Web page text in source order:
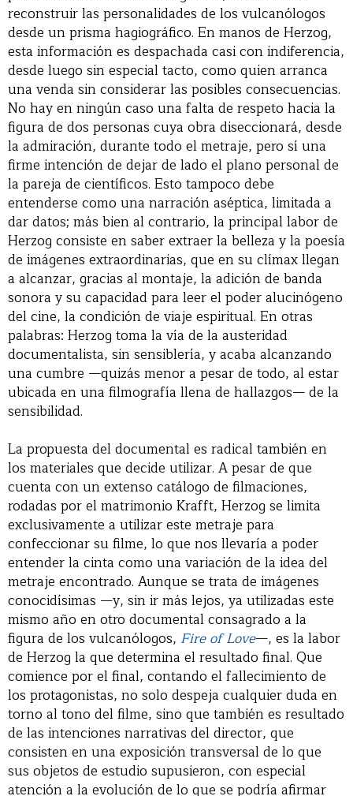
reconstruir las personalidades de los vulcanólogos
desde un prisma hagiográfico. En manos de Herzog,
esta información es despachada casi con indiferencia,
desde luego sin especial tacto, como quien arranca
una venda sin considerar las posibles consecuencias.
No hay en ningún caso una falta de respeto hacia la
figura de dos personas cuya obra diseccionará, desde
la admiración, durante todo el metraje, pero sí una
firme intención de dejar de lado el plano personal de
la pareja de científicos. Esto tampoco debe
entenderse como una narración aséptica, limitada a
dar datos; más bien al contrario, la principal labor de
Herzog consiste en saber extraer la belleza y la poesía
de imágenes extraordinarias, que en su clímax llegan
a alcanzar, gracias al montaje, la adición de banda
sonora y su capacidad para leer el poder alucinógeno
del cine, la condición de viaje espiritual. En otras
palabras: Herzog toma la vía de la austeridad
documentalista, sin sensiblería, y acaba alcanzando
una cumbre —quizás menor a pesar de todo, al estar
ubicada en una filmografía llena de hallazgos— de la
sensibilidad.
La propuesta del documental es radical también en
los materiales que decide utilizar. A pesar de que
cuenta con un extenso catálogo de filmaciones,
rodadas por el matrimonio Krafft, Herzog se limita
exclusivamente a utilizar este metraje para
confeccionar su filme, lo que nos llevaría a poder
entender la cinta como una variación de la idea del
metraje encontrado. Aunque se trata de imágenes
conocidísimas —y, sin ir más lejos, ya utilizadas este
mismo año en otro documental consagrado a la
figura de los vulcanólogos, Fire of Love—, es la labor
de Herzog la que determina el resultado final. Que
comience por el final, contando el fallecimiento de
los protagonistas, no solo despeja cualquier duda en
torno al tono del filme, sino que también es resultado
de las intenciones narrativas del director, que
consisten en una exposición transversal de lo que
sus objetos de estudio supusieron, con especial
atención a la evolución de lo que se podría afirmar